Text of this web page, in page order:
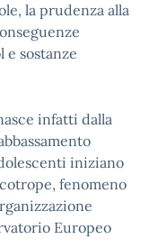
la prudenza alla
e sostanze
infatti dalla
iniziano
fenomeno
Europeo